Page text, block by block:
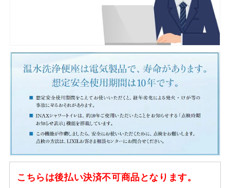
こちらは後払い決済不可商品となります。